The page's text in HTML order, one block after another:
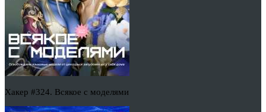
Хакер #324. Всякое с моделями